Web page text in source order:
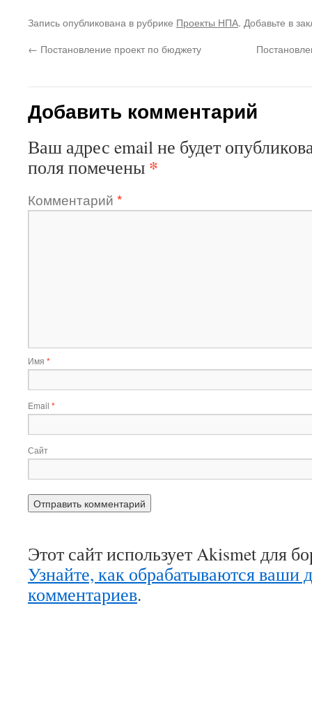
Запись опубликована в рубрике Проекты НПА. Добавьте в
← Постановление проект по бюджету
Добавить комментарий
Ваш адрес email не будет
поля помечены *
Комментарий *
Имя *
Email *
Сайт
Этот сайт использует Akismet для
Узнайте, как обрабатываются ваши
комментариев.